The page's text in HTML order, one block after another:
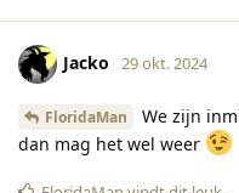
Jacko 29 okt. 2024
FloridaMan
We zijn
dan mag het wel weer